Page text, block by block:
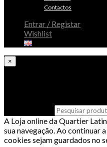
Contactos
Entrar / Registar
Wishlist
×
A Loja online da Quartier
sua navegação. Ao continuar
cookies sejam guardados no